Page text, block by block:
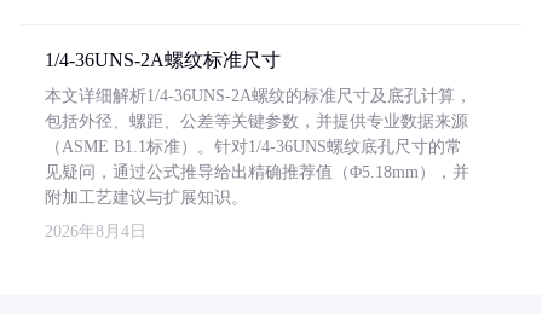
1/4-36UNS-2A螺纹标准尺寸
本文详细解析1/4-36UNS-2A螺纹的标准尺寸及底孔计算，
包括外径、螺距、公差等关键参数，并提供专业数据来源
（ASME B1.1标准）。针对1/4-36UNS螺纹底孔尺寸的常
见疑问，通过公式推导给出精确推荐值（Φ5.18mm），并
附加工艺建议与扩展知识。
2026年8月4日